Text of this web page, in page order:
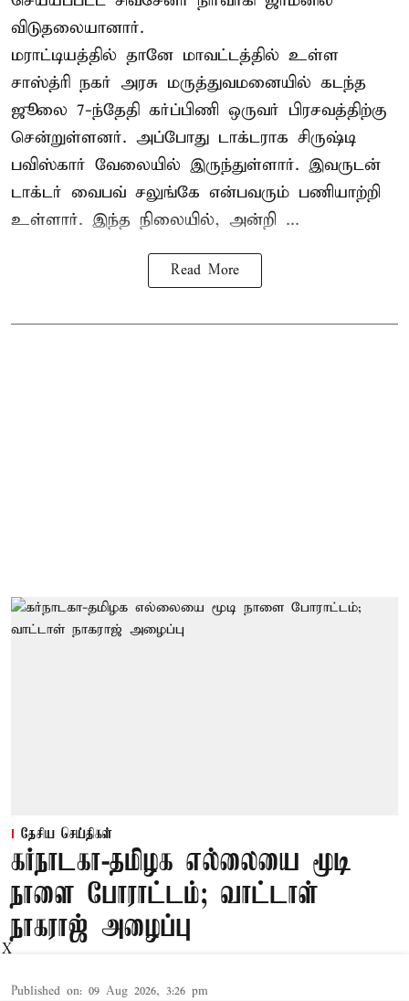
விடுதலையானார்.
மராட்டியத்தில் தானே மாவட்டத்தில் உள்ள
சாஸ்த்ரி நகர் அரசு மருத்துவமனையில் கடந்த
ஜூலை 7-ந்தேதி கர்ப்பிணி ஒருவர் பிரசவத்திற்கு
சென்றுள்ளனர். அப்போது டாக்டராக சிருஷ்டி
பவிஸ்கார் வேலையில் இருந்துள்ளார். இவருடன்
டாக்டர் வைபவ் சலுங்கே என்பவரும் பணியாற்றி
உள்ளார். இந்த நிலையில், அன்றி ...
Read More
தேசிய செய்திகள்
கர்நாடகா-தமிழக எல்லையை மூடி
நாளை போராட்டம்; வாட்டாள்
நாகராஜ் அழைப்பு
Published on: 09 Aug 2026, 3:26 pm
X